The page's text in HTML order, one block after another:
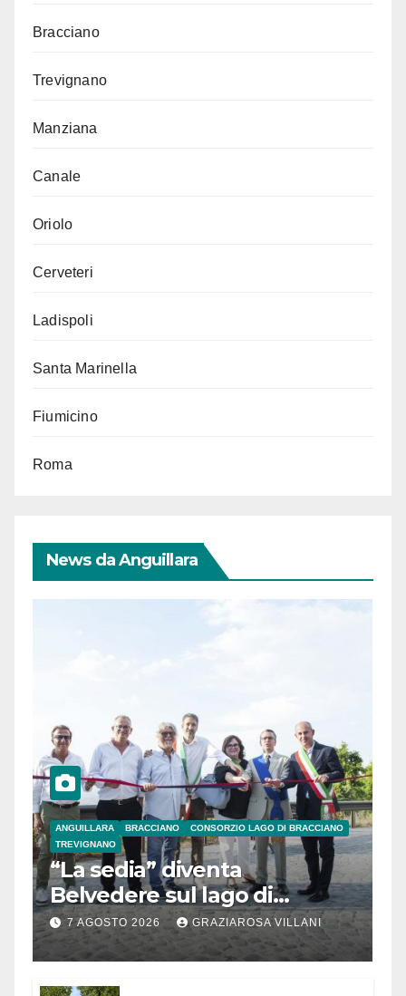
Bracciano
Trevignano
Manziana
Canale
Oriolo
Cerveteri
Ladispoli
Santa Marinella
Fiumicino
Roma
News da Anguillara
ANGUILLARA BRACCIANO
CONSORZIO LAGO DI BRACCIANO
TREVIGNANO
“La sedia” diventa
Belvedere sul lago di
Bracciano: ieri
l’inaugurazione
7 AGOSTO 2026 GRAZIAROSA VILLANI